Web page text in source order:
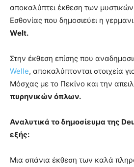
αποκαλύπτει έκθεση των
Εσθονίας που δημοσιεύει η
Welt.
Στην έκθεση επίσης που
Welle, αποκαλύπτονται στοιχεία
Μόσχας με το Πεκίνο και την
πυρηνικών όπλων.
Αναλυτικά το δημοσίευμα της
εξής:
Μια σπάνια έκθεση των καλά